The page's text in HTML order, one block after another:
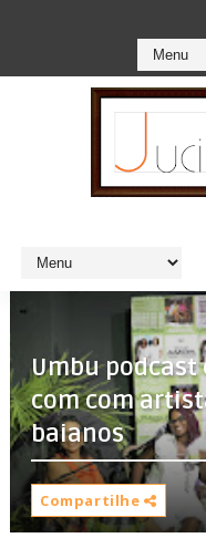
Umbu
com com
baianos
Compartilhe